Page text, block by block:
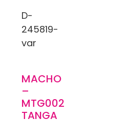
D-
245819-
var
MACHO
–
MTG002
TANGA